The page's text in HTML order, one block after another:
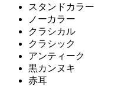
スタンドカラー
ノーカラー
クラシカル
クラシック
アンティーク
黒カンヌキ
赤耳